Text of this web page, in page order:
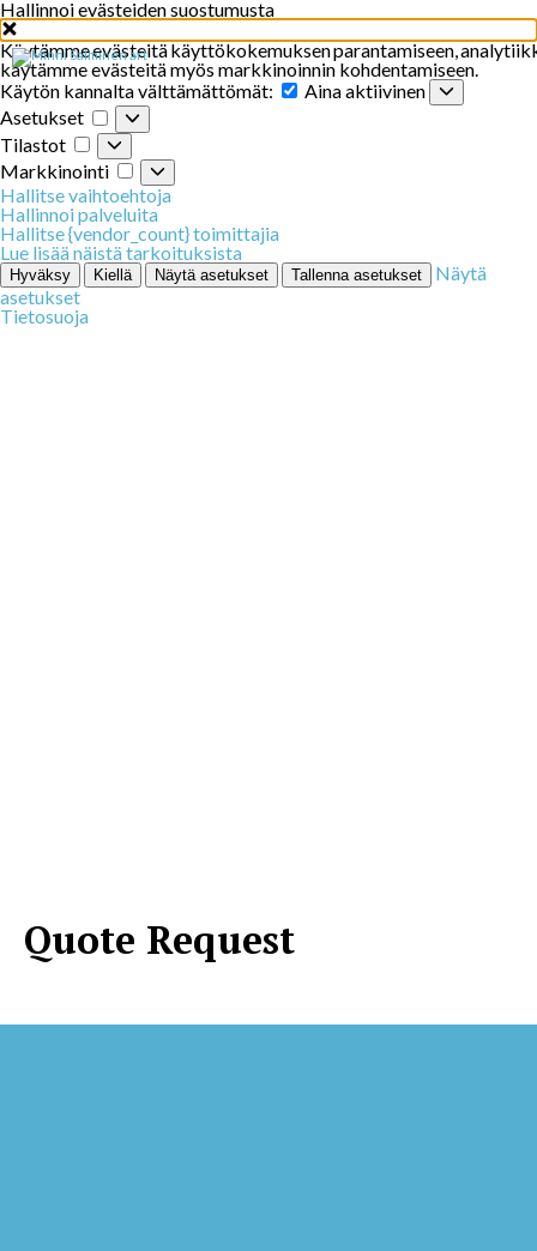
Hallinnoi evästeiden suostumusta
Käytämmeevästeitäkäyttökokemuksenparantamiseen,
käytämme evästeitä myös markkinoinnin kohdentamiseen.
Käytön kannalta välttämättömät:
Käytön
kannalta
Aina aktiivinen
Asetukset
Asetukset
Tilastot
Tilastot
Markkinointi
Markkinointi
Hallitse vaihtoehtoja
Hallinnoi palveluita
Hallitse {vendor_count} toimittajia
Lue lisää näistä tarkoituksista
Hyväksy Kiellä Näytä asetukset Tallenna asetukset
Näytä
asetukset
Tietosuoja
Quote Request